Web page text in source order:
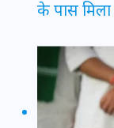
के पास